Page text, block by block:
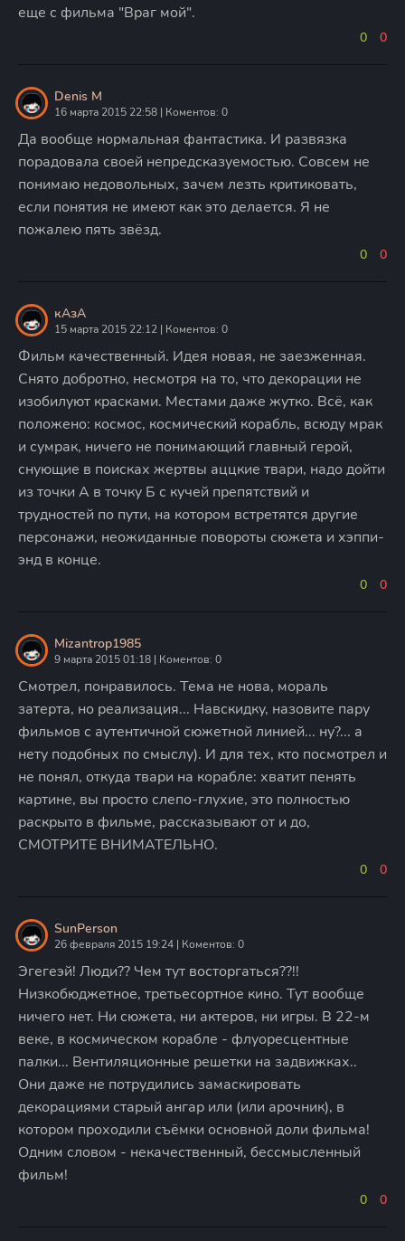
еще с фильма "Враг мой".
0 0
Denis M
16 марта 2015 22:58 | Коментов: 0
Да вообще нормальная фантастика. И развязка
порадовала своей непредсказуемостью. Совсем не
понимаю недовольных, зачем лезть критиковать,
если понятия не имеют как это делается. Я не
пожалею пять звёзд.
0 0
кАзА
15 марта 2015 22:12 | Коментов: 0
Фильм качественный. Идея новая, не заезженная.
Снято добротно, несмотря на то, что декорации не
изобилуют красками. Местами даже жутко. Всё, как
положено: космос, космический корабль, всюду мрак
и сумрак, ничего не понимающий главный герой,
снующие в поисках жертвы аццкие твари, надо дойти
из точки А в точку Б с кучей препятствий и
трудностей по пути, на котором встретятся другие
персонажи, неожиданные повороты сюжета и хэппи-
энд в конце.
0 0
Mizantrop1985
9 марта 2015 01:18 | Коментов: 0
Смотрел, понравилось. Тема не нова, мораль
затерта, но реализация... Навскидку, назовите пару
фильмов с аутентичной сюжетной линией... ну?... а
нету подобных по смыслу). И для тех, кто посмотрел и
не понял, откуда твари на корабле: хватит пенять
картине, вы просто слепо-глухие, это полностью
раскрыто в фильме, рассказывают от и до,
СМОТРИТЕ ВНИМАТЕЛЬНО.
0 0
SunPerson
26 февраля 2015 19:24 | Коментов: 0
Эгегеэй! Люди?? Чем тут восторгаться??!!
Низкобюджетное, третьесортное кино. Тут вообще
ничего нет. Ни сюжета, ни актеров, ни игры. В 22-м
веке, в космическом корабле - флуоресцентные
палки... Вентиляционные решетки на задвижках..
Они даже не потрудились замаскировать
декорациями старый ангар или (или арочник), в
котором проходили съёмки основной доли фильма!
Одним словом - некачественный, бессмысленный
фильм!
0 0